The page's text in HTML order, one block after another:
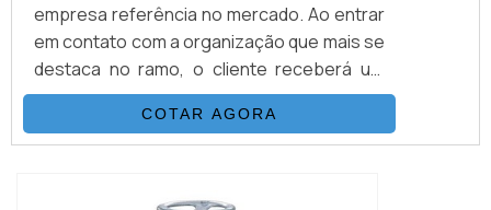
empresa referência no mercado. Ao entrar
em contato com a organização que mais se
destaca no ramo, o cliente receberá um
suporte completo para sanar eventuais
dúvidas sobre o produto a ser
adquirido.Quando o interesse é por válvula
COTAR AGORA